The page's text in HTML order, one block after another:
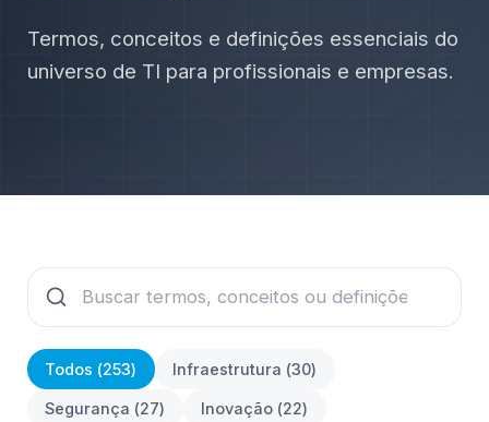
Termos, conceitos e definições essenciais do
universo de TI para profissionais e empresas.
Todos (253) Infraestrutura (30)
Segurança (27) Inovação (22)